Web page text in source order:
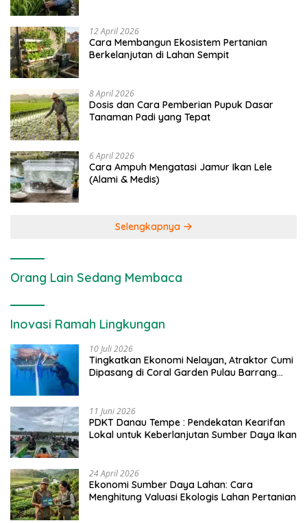
12 April 2026
Cara Membangun Ekosistem Pertanian
Berkelanjutan di Lahan Sempit
8 April 2026
Dosis dan Cara Pemberian Pupuk Dasar
Tanaman Padi yang Tepat
6 April 2026
Cara Ampuh Mengatasi Jamur Ikan Lele
(Alami & Medis)
Selengkapnya
Orang Lain Sedang Membaca
Inovasi Ramah Lingkungan
10 Juli 2026
Tingkatkan Ekonomi Nelayan, Atraktor Cumi
Dipasang di Coral Garden Pulau Barrang
11 Juni 2026
PDKT Danau Tempe : Pendekatan Kearifan
Lokal untuk Keberlanjutan Sumber Daya Ikan
24 April 2026
Ekonomi Sumber Daya Lahan: Cara
Menghitung Valuasi Ekologis Lahan Pertanian